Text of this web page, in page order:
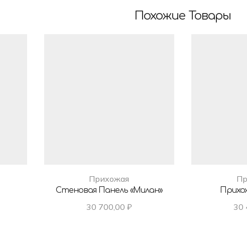
Похожие Товары
Прихожая
Стеновая Панель «Милан»
30 700,00 ₽ 30